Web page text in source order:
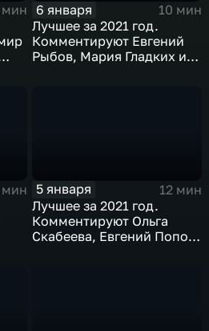
мин
6 января
10 мин
Лучшее за 2021 год.
Комментируют Евгений
Рыбов, Мария Гладких и
мин
5 января
12 мин
Лучшее за 2021 год.
Комментируют Ольга
Скабеева, Евгений Попов